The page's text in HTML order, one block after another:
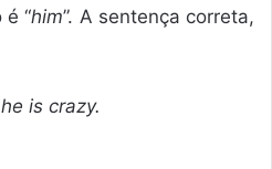
“him”. A sentença correta,
is crazy.